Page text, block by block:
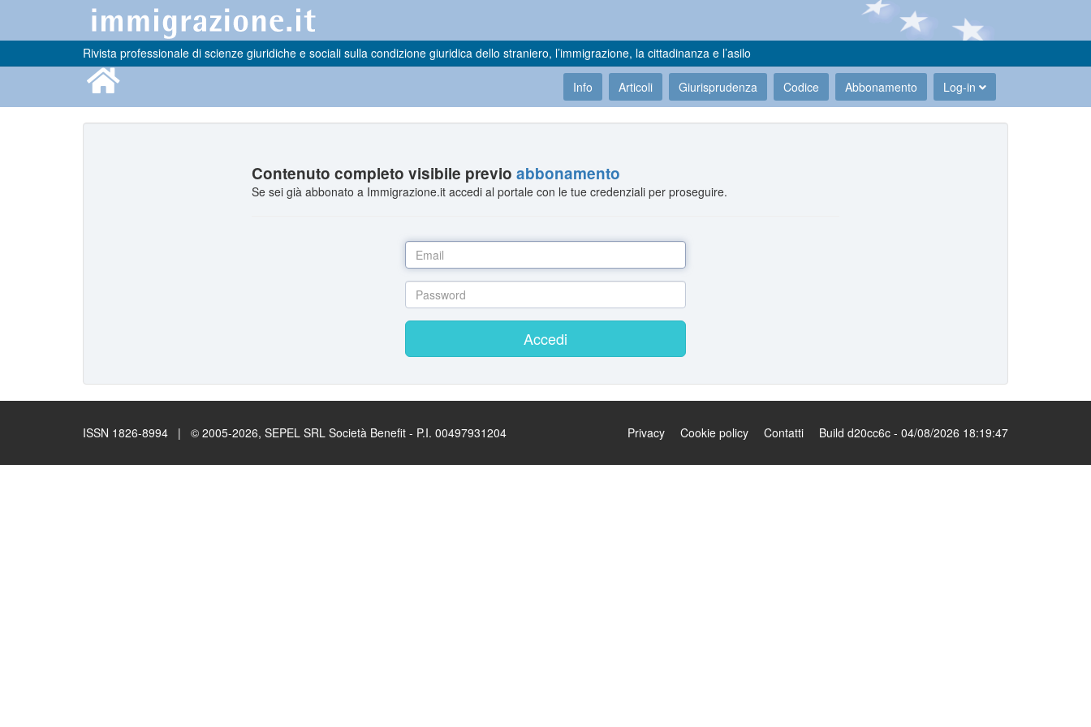
Rivista professionale di scienze giuridiche e sociali sulla condizione giuridica dello straniero, l’immigrazione, la cittadinanza e l’asilo
Info Articoli Giurisprudenza Codice Abbonamento Log-in
Contenuto completo visibile previoabbonamento
Se sei già abbonato a Immigrazione.it accedi al portale con le tue credenziali per proseguire.
Accedi
ISSN 1826-8994 | © 2005-2026, SEPEL SRL Società Benefit - P.I. 00497931204 Privacy Cookie policy Contatti Build d20cc6c - 04/08/2026 18:19:47